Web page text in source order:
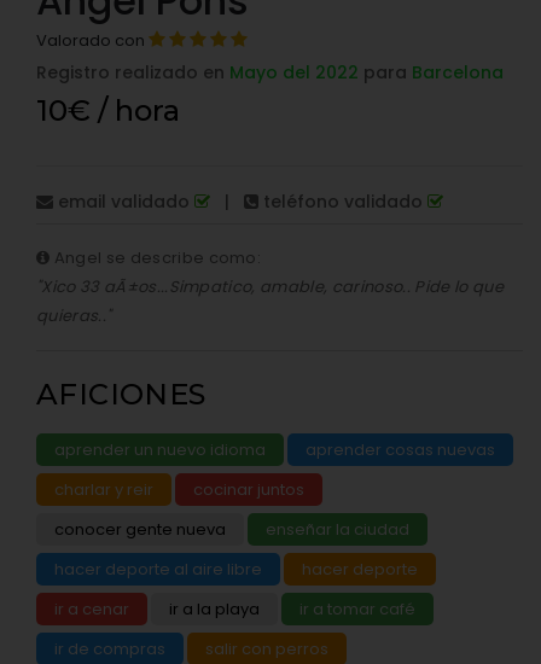
Valorado con
Registro realizado en Mayo del 2022 para Barcelona
10€ / hora
email validado | teléfono validado
Angel se describe como:
"Xico 33 aÃ±os...Simpatico, amable, carinoso.. Pide lo que
quieras.."
AFICIONES
aprender un nuevo idioma
aprender cosas nuevas
charlar y reir
cocinar juntos
conocer gente nueva
enseñar la ciudad
hacer deporte al aire libre
hacer deporte
ir a cenar
ir a la playa
ir a tomar café
ir de compras
salir con perros